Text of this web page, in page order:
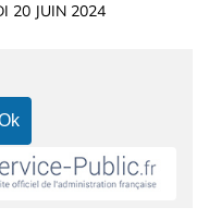
20 JUIN 2024